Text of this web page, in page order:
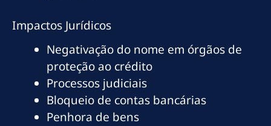
Impactos Jurídicos
Negativação do nome em órgãos de
proteção ao crédito
Processos judiciais
Bloqueio de contas bancárias
Penhora de bens